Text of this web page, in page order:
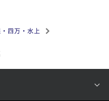
四万・水上